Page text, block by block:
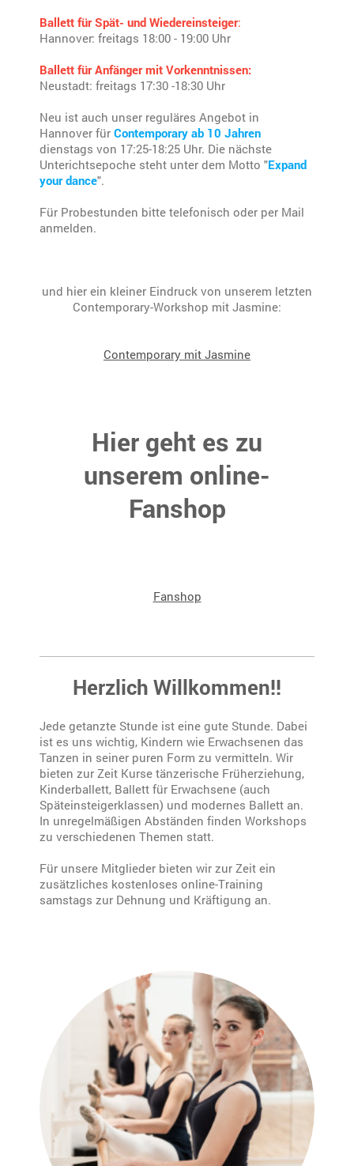
Ballett für Spät- und Wiedereinsteiger:
Hannover: freitags 18:00 - 19:00 Uhr
Ballett für Anfänger mit Vorkenntnissen:
Neustadt: freitags 17:30 -18:30 Uhr
Neu ist auch unser reguläres Angebot in
Hannover für Contemporary ab 10 Jahren
dienstags von 17:25-18:25 Uhr. Die nächste
Unterichtsepoche steht unter dem Motto "Expand
your dance".
Für Probestunden bitte telefonisch oder per Mail
anmelden.
und hier ein kleiner Eindruck von unserem letzten
Contemporary-Workshop mit Jasmine:
Contemporary mit Jasmine
Hier geht es zu
unserem online-
Fanshop
Fanshop
Herzlich Willkommen!!
Jede getanzte Stunde ist eine gute Stunde. Dabei
ist es uns wichtig, Kindern wie Erwachsenen das
Tanzen in seiner puren Form zu vermitteln. Wir
bieten zur Zeit Kurse tänzerische Früherziehung,
Kinderballett, Ballett für Erwachsene (auch
Späteinsteigerklassen) und modernes Ballett an.
In unregelmäßigen Abständen finden Workshops
zu verschiedenen Themen statt.
Für unsere Mitglieder bieten wir zur Zeit ein
zusätzliches kostenloses online-Training
samstags zur Dehnung und Kräftigung an.